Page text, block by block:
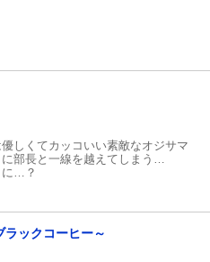
しくてカッコいい素敵なオジサマ
部長と一線を越えてしまう…
に…？
ックコーヒー～